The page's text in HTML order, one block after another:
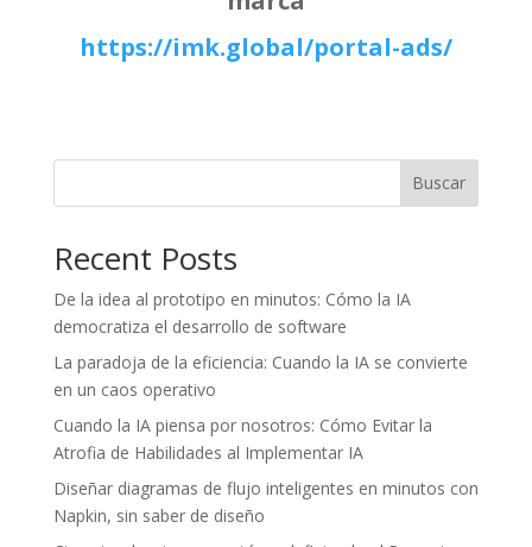
https://imk.global/portal-ads/
Buscar
Recent Posts
De la idea al prototipo en minutos: Cómo la IA
democratiza el desarrollo de software
La paradoja de la eficiencia: Cuando la IA se convierte
en un caos operativo
Cuando la IA piensa por nosotros: Cómo Evitar la
Atrofia de Habilidades al Implementar IA
Diseñar diagramas de flujo inteligentes en minutos con
Napkin, sin saber de diseño